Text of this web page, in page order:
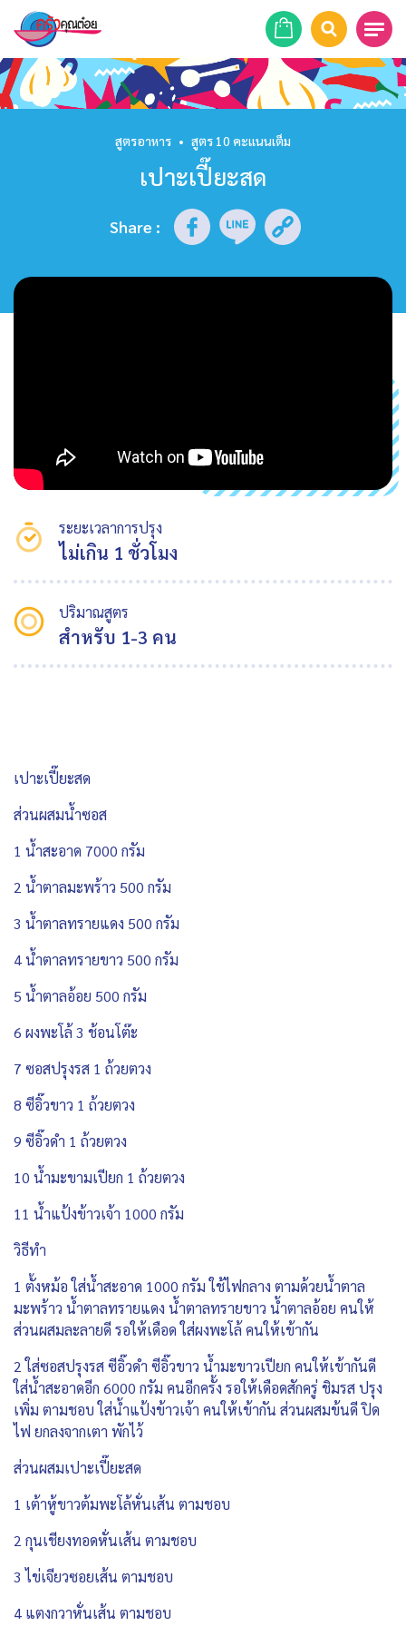
หน้าแรก
รายการย้อนหลัง
สูตรอาหาร • สูตร 10 คะแนนเต็ม
เปาะเปี๊ยะสด
Share :
ระยะเวลาการปรุง
ไม่เกิน 1 ชั่วโมง
ปริมาณสูตร
สำหรับ 1-3 คน
เปาะเปี๊ยะสด
ส่วนผสมน้ำซอส
1 น้ำสะอาด 7000 กรัม
2 น้ำตาลมะพร้าว 500 กรัม
3 น้ำตาลทรายแดง 500 กรัม
4 น้ำตาลทรายขาว 500 กรัม
5 น้ำตาลอ้อย 500 กรัม
6 ผงพะโล้ 3 ช้อนโต๊ะ
7 ซอสปรุงรส 1 ถ้วยตวง
8 ซีอิ๊วขาว 1 ถ้วยตวง
9 ซีอิ๊วดำ 1 ถ้วยตวง
10 น้ำมะขามเปียก 1 ถ้วยตวง
11 น้ำแป้งข้าวเจ้า 1000 กรัม
วิธีทำ
1 ตั้งหม้อ ใส่น้ำสะอาด 1000 กรัม ใช้ไฟกลาง ตามด้วยน้ำตาล
มะพร้าว น้ำตาลทรายแดง น้ำตาลทรายขาว น้ำตาลอ้อย คนให้
ส่วนผสมละลายดี รอให้เดือด ใส่ผงพะโล้ คนให้เข้ากัน
2 ใส่ซอสปรุงรส ซีอิ๊วดำ ซีอิ๊วขาว น้ำมะขาวเปียก คนให้เข้ากันดี
ใส่น้ำสะอาดอีก 6000 กรัม คนอีกครั้ง รอให้เดือดสักครู่ ชิมรส ปรุง
เพิ่ม ตามชอบ ใส่น้ำแป้งข้าวเจ้า คนให้เข้ากัน ส่วนผสมข้นดี ปิด
ไฟ ยกลงจากเตา พักไว้
ส่วนผสมเปาะเปี๊ยะสด
1 เต้าหู้ขาวต้มพะโล้หั่นเส้น ตามชอบ
2 กุนเชียงทอดหั่นเส้น ตามชอบ
3 ไข่เจียวซอยเส้น ตามชอบ
4 แตงกวาหั่นเส้น ตามชอบ